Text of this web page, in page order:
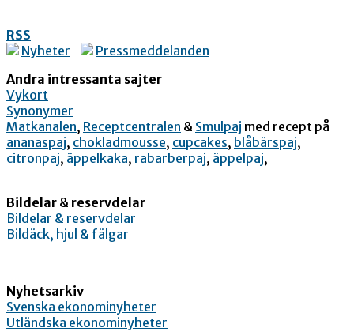
RSS
Nyheter
Pressmeddelanden
Andra intressanta sajter
Vykort
Synonymer
Matkanalen, Receptcentralen & Smulpaj med recept på
ananaspaj, chokladmousse, cupcakes, blåbärspaj,
citronpaj, äppelkaka, rabarberpaj, äppelpaj,
Bildelar & reservdelar
Bildelar & reservdelar
Bildäck, hjul & fälgar
Nyhetsarkiv
Svenska ekonominyheter
Utländska ekonominyheter